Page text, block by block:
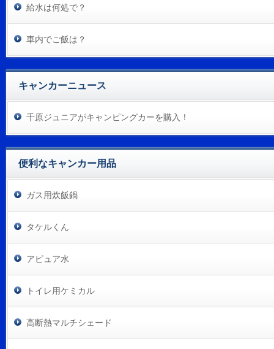
給水は何処で？
車内でご飯は？
キャンカーニュース
千原ジュニアがキャンピングカーを購入！
便利なキャンカー用品
ガス用炊飯鍋
タケルくん
アピュア水
トイレ用ケミカル
高断熱マルチシェード